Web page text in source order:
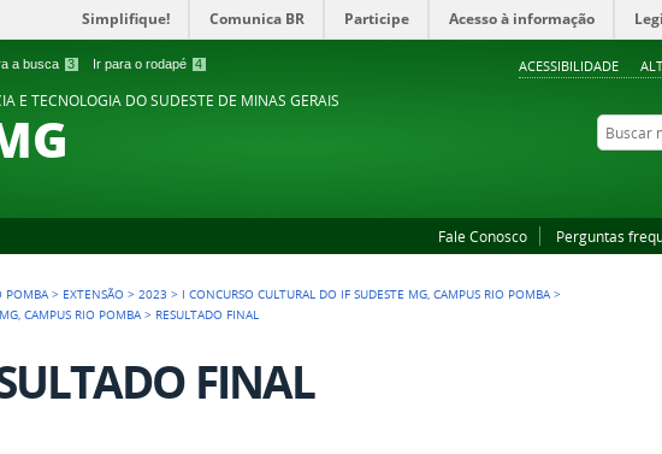
a busca 3 Ir para o rodapé 4 ACESSIBILIDADE
Simplifique! Comunica BR Participe Acesso à informação
E TECNOLOGIA DO SUDESTE DE MINAS GERAIS
Buscar no
Fale Conosco Perguntas
POMBA > EXTENSÃO >2023 > I CONCURSO CULTURAL DO IF SUDESTE MG, CAMPUS RIO POMBA >
CAMPUS RIO POMBA > RESULTADO FINAL
FINAL